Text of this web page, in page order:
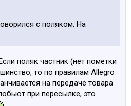
с поляком. На
поляк частник (нет пометки
то по правилам Allegro
на передаче товара
при пересылке, это